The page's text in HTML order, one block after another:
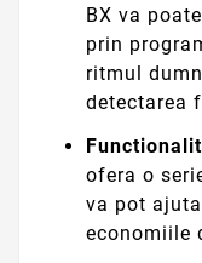
BX va
prin
ritmul
detectarea
ofera o
va pot
economiile